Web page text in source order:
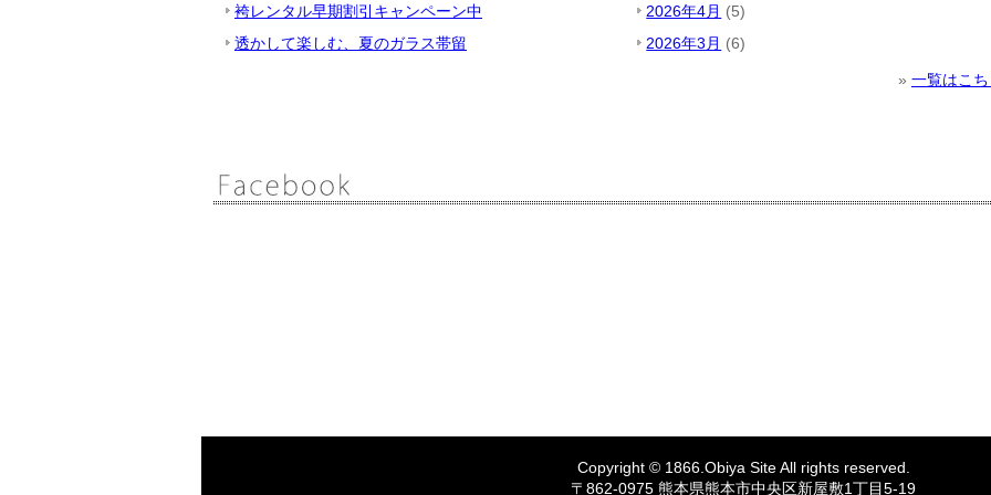
袴レンタル早期割引キャンペーン中
透かして楽しむ、夏のガラス帯留
2026年4月 (5)
2026年3月 (6)
» 一覧はこ
Copyright © 1866. Obiya Site All rights reserved.
〒862-0975 熊本県熊本市中央区新屋敷1丁目5-19